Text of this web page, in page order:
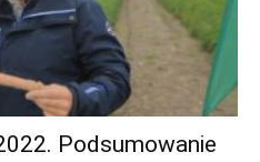
Podsumowanie